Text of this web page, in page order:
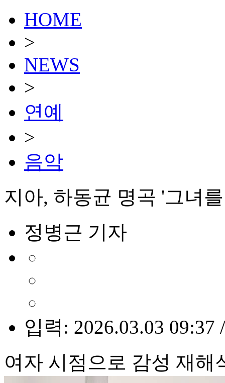
HOME
>
NEWS
>
연예
>
음악
지아, 하동균 명곡 '그녀
정병근 기자
입력: 2026.03.03 09:37
여자 시점으로 감성 재해